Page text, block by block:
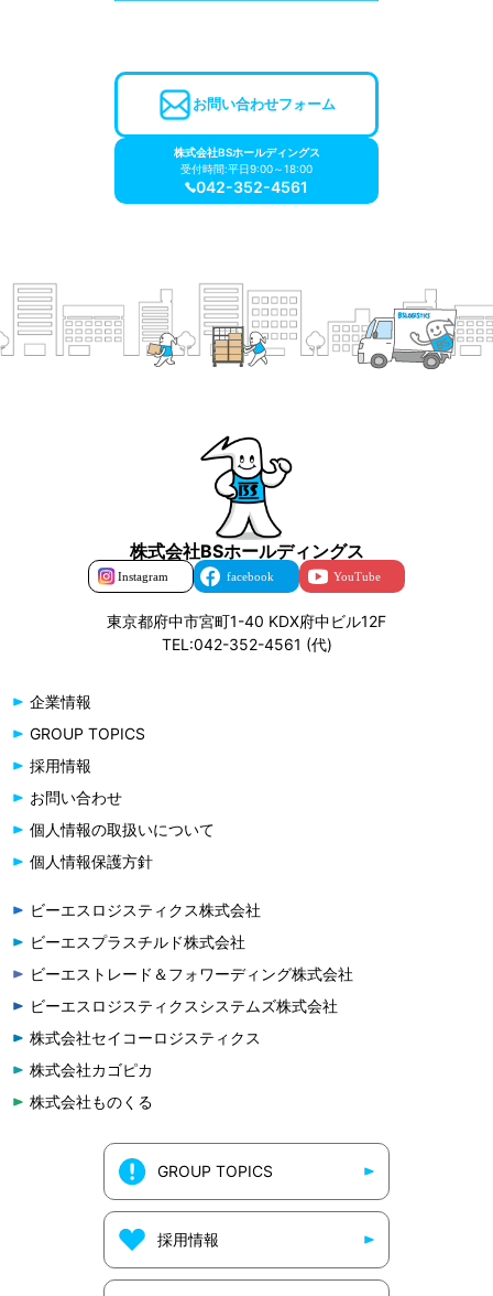
お問い合わせフォーム
株式会社BSホールディングス
受付時間:平日9:00～18:00
042-352-4561
株式会社BSホールディングス
東京都府中市宮町1-40 KDX府中ビル12F
TEL:042-352-4561 (代)
企業情報
GROUP TOPICS
採用情報
お問い合わせ
個人情報の取扱いについて
個人情報保護方針
ビーエスロジスティクス株式会社
ビーエスプラスチルド株式会社
ビーエストレード＆フォワーディング株式会社
ビーエスロジスティクスシステムズ株式会社
株式会社セイコーロジスティクス
株式会社カゴピカ
株式会社ものくる
GROUP TOPICS
採用情報